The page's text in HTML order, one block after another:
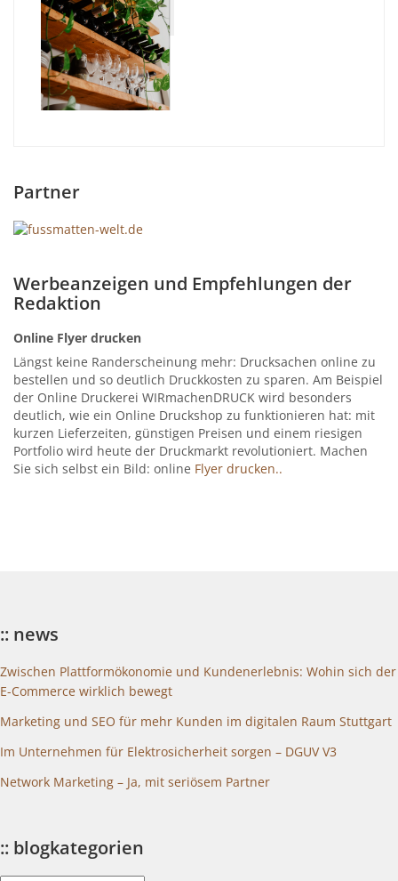
Partner
Werbeanzeigen und Empfehlungen der
Redaktion
Online Flyer drucken
Längst keine Randerscheinung mehr: Drucksachen online zu
bestellen und so deutlich Druckkosten zu sparen. Am Beispiel
der Online Druckerei WIRmachenDRUCK wird besonders
deutlich, wie ein Online Druckshop zu funktionieren hat: mit
kurzen Lieferzeiten, günstigen Preisen und einem riesigen
Portfolio wird heute der Druckmarkt revolutioniert. Machen
Sie sich selbst ein Bild: online Flyer drucken..
:: news
Zwischen Plattformökonomie und Kundenerlebnis: Wohin sich der
E-Commerce wirklich bewegt
Marketing und SEO für mehr Kunden im digitalen Raum Stuttgart
Im Unternehmen für Elektrosicherheit sorgen – DGUV V3
Network Marketing – Ja, mit seriösem Partner
:: blogkategorien